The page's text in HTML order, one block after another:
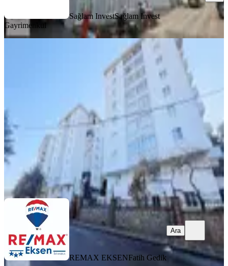
Sağlam InvestSağlam Invest
Gayrimenkul
Ümraniye Adem Yavuz Mah. Osmanlı
Sitesinde 2+1 Satılık Daire
Ümraniye, Adem Yavuz Mahallesi
Kot 1 · 14.02.2026
4.550.000 ₺
REMAX EKSEN
Ara
REMAX EKSENFatih Gedik
Ara